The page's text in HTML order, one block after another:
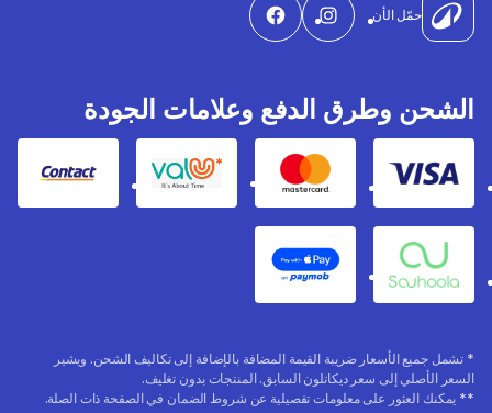
حمّل الأن
الشحن وطرق الدفع وعلامات الجودة
Visa
Mastercard
Valu
Contact
Souhoola
Apple Pay
* تشمل جميع الأسعار ضريبة القيمة المضافة بالإضافة إلى تكاليف الشحن. ويشير
السعر الأصلي إلى سعر ديكاتلون السابق. المنتجات بدون تغليف.
** يمكنك العثور على معلومات تفصيلية عن شروط الضمان في الصفحة ذات الصلة.